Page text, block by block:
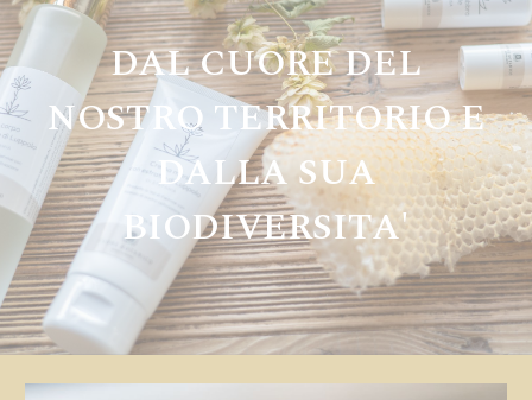
DAL CUORE DEL
NOSTRO TERRITORIO E
DALLA SUA
BIODIVERSITA'